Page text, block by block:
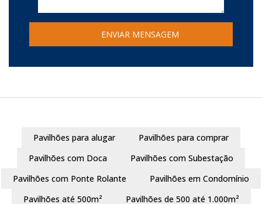
Pavilhões para alugar
Pavilhões para comprar
Pavilhões com Doca
Pavilhões com Subestação
Pavilhões com Ponte Rolante
Pavilhões em Condomínio
Pavilhões até 500m²
Pavilhões de 500 até 1.000m²